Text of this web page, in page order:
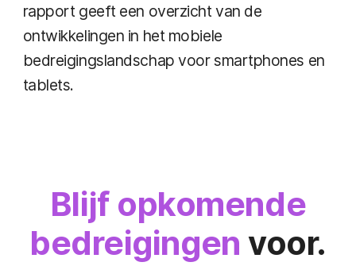
rapport geeft een overzicht van de
ontwikkelingen in het mobiele
bedreigingslandschap voor smartphones en
tablets.
Blijf opkomende
bedreigingen voor.